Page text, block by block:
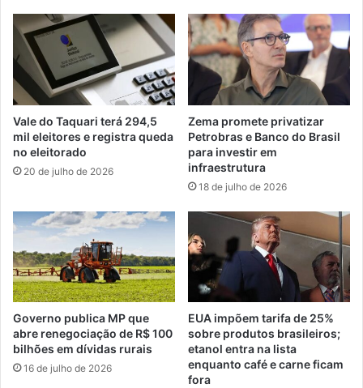
Vale do Taquari terá 294,5
mil eleitores e registra queda
no eleitorado
20 de julho de 2026
Zema promete privatizar
Petrobras e Banco do Brasil
para investir em
infraestrutura
18 de julho de 2026
Governo publica MP que
abre renegociação de R$ 100
bilhões em dívidas rurais
16 de julho de 2026
EUA impõem tarifa de 25%
sobre produtos brasileiros;
etanol entra na lista
enquanto café e carne ficam
fora